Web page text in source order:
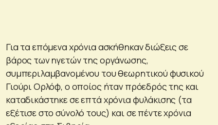
Για τα επόμενα χρόνια ασκήθηκαν διώξεις σε
βάρος των ηγετών της οργάνωσης,
συμπεριλαμβανομένου του θεωρητικού φυσικού
Γιούρι Ορλόφ, ο οποίος ήταν πρόεδρός της και
καταδικάστηκε σε επτά χρόνια φυλάκισης (τα
εξέτισε στο σύνολό τους) και σε πέντε χρόνια